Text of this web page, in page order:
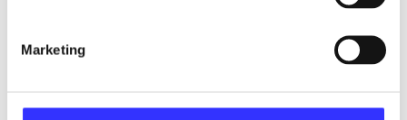
Marketing
Artikler